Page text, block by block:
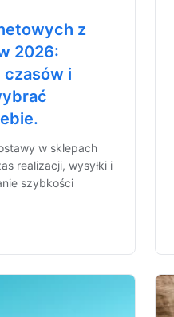
z
2026:
i
w sklepach
realizacji, wysyłki i
szybkości